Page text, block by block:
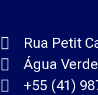
Rua Petit
Água
+55 (41)